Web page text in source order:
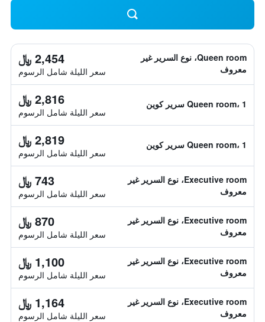
Queen room، نوع السرير غير
معروف
2,454 ﷼
سعر الليلة شامل الرسوم
Queen room، 1 سرير كوين 2,816 ﷼
سعر الليلة شامل الرسوم
Queen room، 1 سرير كوين 2,819 ﷼
سعر الليلة شامل الرسوم
Executive room، نوع السرير غير
معروف
743 ﷼
سعر الليلة شامل الرسوم
Executive room، نوع السرير غير
معروف
870 ﷼
سعر الليلة شامل الرسوم
Executive room، نوع السرير غير
معروف
1,100 ﷼
سعر الليلة شامل الرسوم
Executive room، نوع السرير غير
معروف
1,164 ﷼
سعر الليلة شامل الرسوم